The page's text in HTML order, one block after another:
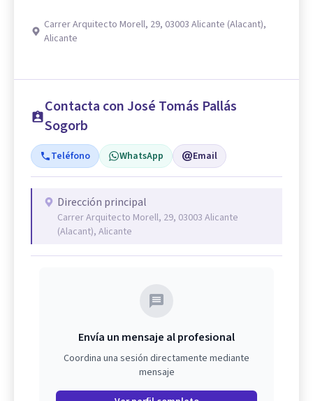
Carrer Arquitecto Morell, 29, 03003 Alicante (Alacant),
Alicante
Contacta con José Tomás Pallás
Sogorb
Teléfono WhatsApp Email
Dirección principal
Carrer Arquitecto Morell, 29, 03003 Alicante
(Alacant), Alicante
Envía un mensaje al profesional
Coordina una sesión directamente mediante
mensaje